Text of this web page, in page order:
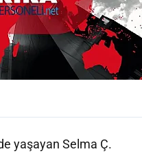
yaşayan Selma Ç.